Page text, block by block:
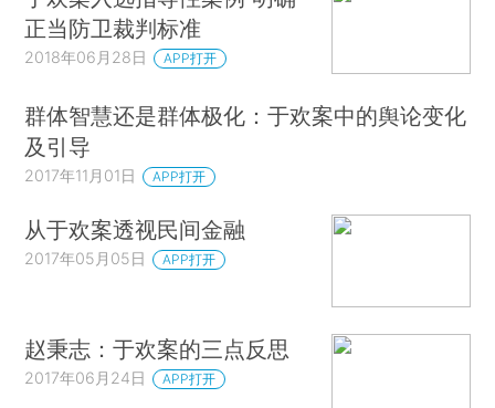
正当防卫裁判标准
2018年06月28日 APP打开
群体智慧还是群体极化：于欢案中的舆论变化
及引导
2017年11月01日 APP打开
从于欢案透视民间金融
2017年05月05日 APP打开
赵秉志：于欢案的三点反思
2017年06月24日 APP打开